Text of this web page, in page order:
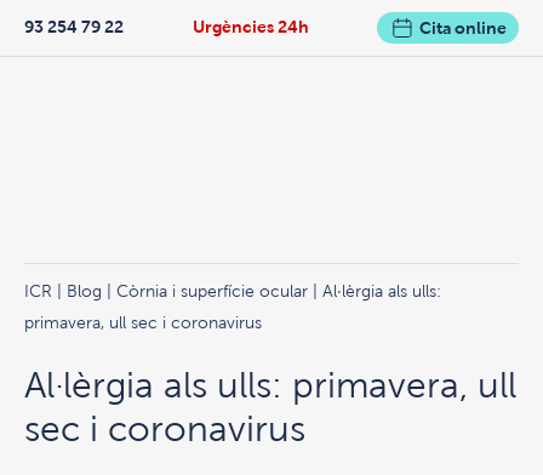
Urgències 24h
93 254 79 22 Cita online
ICR Blog Còrnia i superfície ocular | Al·lèrgia als ulls:
primavera, ull sec i coronavirus
Al·lèrgia als ulls: primavera, ull
sec i coronavirus